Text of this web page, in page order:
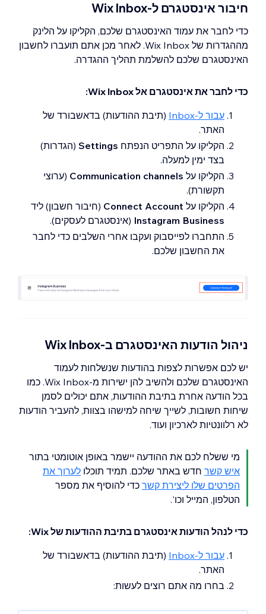
חיבור אינסטגרם ל-Wix Inbox
כדי לחבר את עמוד האינסטגרם שלכם, הקליקו על הלינק
מההגדרות של Wix Inbox. לאחר מכן אתם תועברו לחשבון
האינסטגרם שלכם להשלמת תהליך ההגדרה.
כדי לחבר את אינסטגרם אל Wix Inbox:
עבור ל-Inbox
(תיבת ההודעות) בדאשבורד של
האתר.
הקליקו על התפריט הנפתח Settings (הגדרות)
בצד ימין למעלה.
הקליקו על Communication channels (ערוצי
תקשורת).
הקליקו על Connect Account (חיבור חשבון) ליד
Instagram Business (אינסטגרם לעסקים).
התחברו לפייסבוק ועקבו אחרי השלבים כדי לחבר
את החשבון שלכם.
ניהול הודעות האינסטגרם ב-Wix Inbox
יש לכם אפשרות לצפות בהודעות שנשלחות לעמוד
האינסטגרם שלכם ולהשיב להן ישירות מ-Wix Inbox. כמו
בכל הודעה אחרת בתיבת ההודעות, אתם יכולים לסמן
שיחות חשובות, לשייך שיחה למישהו בצוות, להעביר הודעות
לא רלוונטיות לארכיון ועוד.
מי ששלח לכם את ההודעה יישמר באופן אוטומטי בתור
איש קשר חדש באתר שלכם. תמיד תוכלו לערוך את
הפרטים שלו ליצירת קשר כדי להוסיף את מספר
הטלפון, המייל וכו'.
כדי לנהל הודעות אינסטגרם בתיבת ההודעות של Wix:
עבור ל-Inbox
(תיבת ההודעות) בדאשבורד של
האתר.
בחרו מה אתם רוצים לעשות: